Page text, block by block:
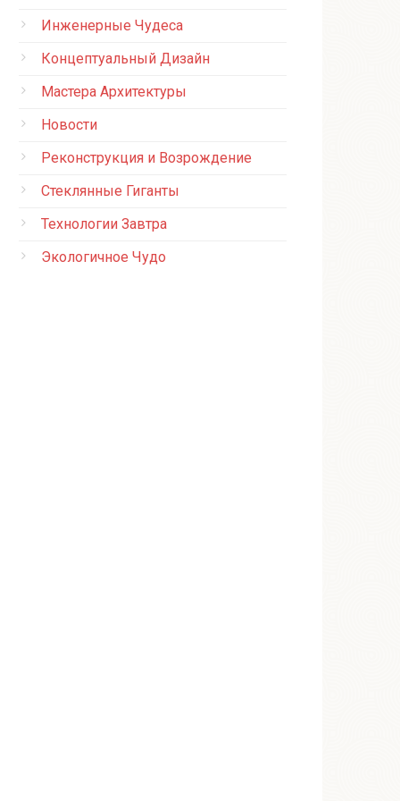
Инженерные Чудеса
Концептуальный Дизайн
Мастера Архитектуры
Новости
Реконструкция и Возрождение
Стеклянные Гиганты
Технологии Завтра
Экологичное Чудо